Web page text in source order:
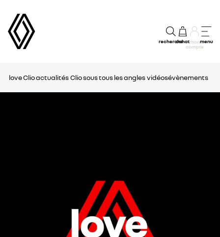
rechercheachatmon
compte
menu
love ClioactualitésClio sous tous les anglesvidéosévènements